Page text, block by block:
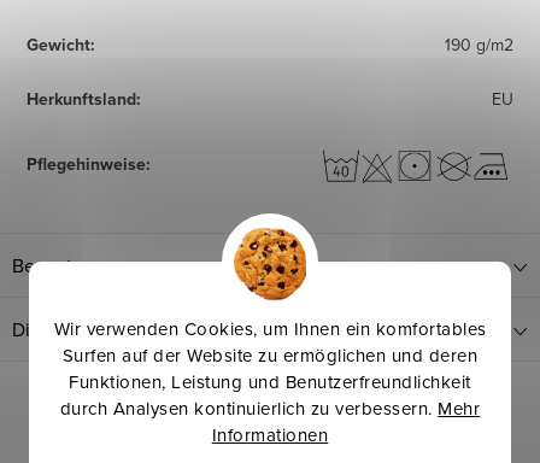
Wir verwenden Cookies, um Ihnen ein komfortables
Surfen auf der Website zu ermöglichen und deren
Funktionen, Leistung und Benutzerfreundlichkeit
durch Analysen kontinuierlich zu verbessern. Mehr
Informationen
Gewicht: 190 g/m2
Herkunftsland: EU
Pflegehinweise:
Bewertung
Diskussion